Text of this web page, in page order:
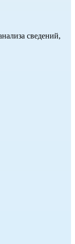
сведений,